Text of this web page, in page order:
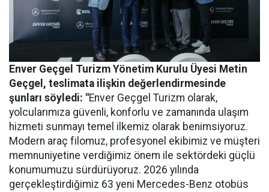
Enver Geçgel Turizm Yönetim Kurulu Üyesi Metin
Geçgel , teslimata ilişkin değerlendirmesinde
şunları söyledi: "Enver Geçgel Turizm olarak,
yolcularımıza güvenli, konforlu ve zamanında ulaşım
hizmeti sunmayı temel ilkemiz olarak benimsiyoruz.
Modern araç filomuz, profesyonel ekibimiz ve müşteri
memnuniyetine verdiğimiz önem ile sektördeki güçlü
konumumuzu sürdürüyoruz. 2026 yılında
gerçekleştirdiğimiz 63 yeni Mercedes-Benz otobüs